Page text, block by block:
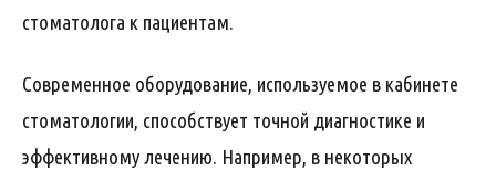
стоматолога к пациентам.
Современное оборудование, используемое в кабинете
стоматологии, способствует точной диагностике и
эффективному лечению. Например, в некоторых